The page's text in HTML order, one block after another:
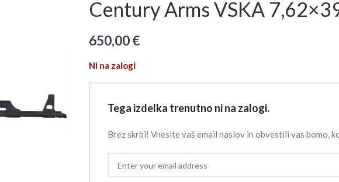
Century Arms VSKA
650,00€
Ni na zalogi
Tega izdelka trenutno ni na zalogi.
Brez skrbi! Vnesite vaš email naslov in obvestili vas bomo,